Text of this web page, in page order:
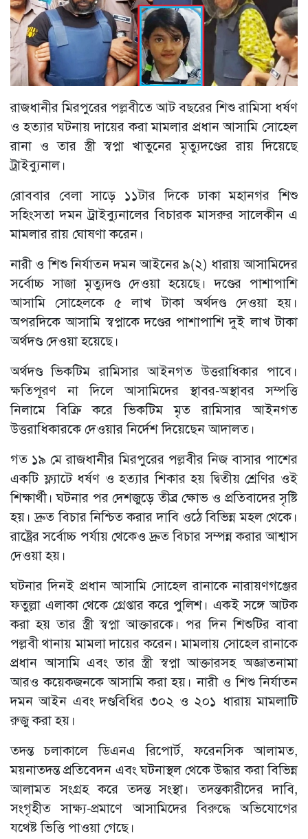
রাজধানীর মিরপুরের পল্লবীতে আট বছরের শিশু রামিসা ধর্ষণ
ও হত্যার ঘটনায় দায়ের করা মামলার প্রধান আসামি সোহেল
রানা ও তার স্ত্রী স্বপ্না খাতুনের মৃত্যুদণ্ডের রায় দিয়েছে
ট্রাইব্যুনাল।
রোববার বেলা সাড়ে ১১টার দিকে ঢাকা মহানগর শিশু
সহিংসতা দমন ট্রাইব্যুনালের বিচারক মাসরুর সালেকীন এ
মামলার রায় ঘোষণা করেন।
নারী ও শিশু নির্যাতন দমন আইনের ৯(২) ধারায় আসামিদের
সর্বোচ্চ সাজা মৃত্যুদণ্ড দেওয়া হয়েছে। দণ্ডের পাশাপাশি
আসামি সোহেলকে ৫ লাখ টাকা অর্থদণ্ড দেওয়া হয়।
অপরদিকে আসামি স্বপ্নাকে দণ্ডের পাশাপাশি দুই লাখ টাকা
অর্থদণ্ড দেওয়া হয়েছে।
অর্থদণ্ড ভিকটিম রামিসার আইনগত উত্তরাধিকার পাবে।
ক্ষতিপূরণ না দিলে আসামিদের স্থাবর-অস্থাবর সম্পত্তি
নিলামে বিক্রি করে ভিকটিম মৃত রামিসার আইনগত
উত্তরাধিকারকে দেওয়ার নির্দেশ দিয়েছেন আদালত।
গত ১৯ মে রাজধানীর মিরপুরের পল্লবীর নিজ বাসার পাশের
একটি ফ্ল্যাটে ধর্ষণ ও হত্যার শিকার হয় দ্বিতীয় শ্রেণির ওই
শিক্ষার্থী। ঘটনার পর দেশজুড়ে তীব্র ক্ষোভ ও প্রতিবাদের সৃষ্টি
হয়। দ্রুত বিচার নিশ্চিত করার দাবি ওঠে বিভিন্ন মহল থেকে।
রাষ্ট্রের সর্বোচ্চ পর্যায় থেকেও দ্রুত বিচার সম্পন্ন করার আশ্বাস
দেওয়া হয়।
ঘটনার দিনই প্রধান আসামি সোহেল রানাকে নারায়ণগঞ্জের
ফতুল্লা এলাকা থেকে গ্রেপ্তার করে পুলিশ। একই সঙ্গে আটক
করা হয় তার স্ত্রী স্বপ্না আক্তারকে। পর দিন শিশুটির বাবা
পল্লবী থানায় মামলা দায়ের করেন। মামলায় সোহেল রানাকে
প্রধান আসামি এবং তার স্ত্রী স্বপ্না আক্তারসহ অজ্ঞাতনামা
আরও কয়েকজনকে আসামি করা হয়। নারী ও শিশু নির্যাতন
দমন আইন এবং দণ্ডবিধির ৩০২ ও ২০১ ধারায় মামলাটি
রুজু করা হয়।
তদন্ত চলাকালে ডিএনএ রিপোর্ট, ফরেনসিক আলামত,
ময়নাতদন্ত প্রতিবেদন এবং ঘটনাস্থল থেকে উদ্ধার করা বিভিন্ন
আলামত সংগ্রহ করে তদন্ত সংস্থা। তদন্তকারীদের দাবি,
সংগৃহীত সাক্ষ্য-প্রমাণে আসামিদের বিরুদ্ধে অভিযোগের
যথেষ্ট ভিত্তি পাওয়া গেছে।